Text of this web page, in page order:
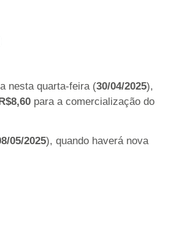
nesta quarta-feira (30/04/2025),
para a comercialização do
05/2025), quando haverá nova